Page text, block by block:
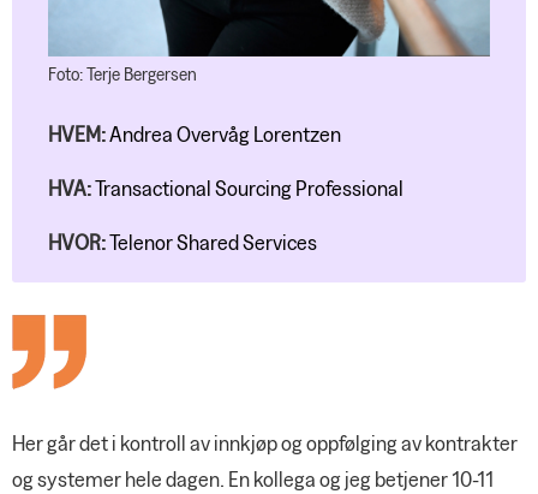
Nordea
YS Fordel
Foto: Terje Bergersen
HVEM:Andrea Overvåg Lorentzen
HVA:Transactional Sourcing Professional
HVOR:Telenor Shared Services
Her går det i kontroll av innkjøp og oppfølging av kontrakter
og systemer hele dagen. En kollega og jeg betjener 10-11